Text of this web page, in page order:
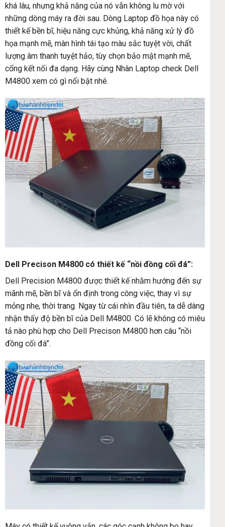
khá lâu, nhưng khả năng của nó vẫn không lu mờ với
những dòng máy ra đời sau. Dòng Laptop đồ họa này có
thiết kế bền bĩ, hiệu năng cực khủng, khả năng xử lý đồ
họa mạnh mẽ, màn hình tái tạo màu sắc tuyệt vời, chất
lượng âm thanh tuyệt hảo, tùy chọn bảo mật mạnh mẽ,
cổng kết nối đa dạng. Hãy cùng Nhân Laptop check Dell
M4800 xem có gì nổi bật nhé.
Dell Precison M4800 có thiết kế “nồi đồng cối đá”:
Dell Precision M4800 được thiết kế nhằm hướng đến sự
mãnh mẽ, bền bĩ và ổn định trong công việc, thay vì sự
mỏng nhẹ, thời trang. Ngay từ cái nhìn đầu tiên, ta dễ dàng
nhận thấy độ bền bĩ của Dell M4800. Có lẽ không có miêu
tả nào phù hợp cho Dell Precison M4800 hơn câu “nồi
đồng cối đá”.